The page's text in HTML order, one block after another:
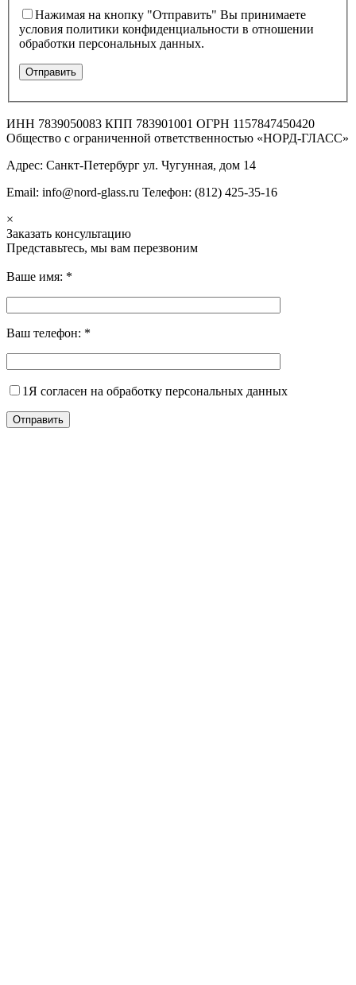
Нажимая на кнопку "Отправить" Вы принимаете
условия политики конфиденциальности в отношении
обработки персональных данных.
ИНН 7839050083 КПП 783901001 ОГРН 1157847450420
Общество с ограниченной ответственностью «НОРД-ГЛАСС»
Адрес: Санкт-Петербург ул. Чугунная, дом 14
Email: info@nord-glass.ru Телефон: (812) 425-35-16
×
Заказать консультацию
Представьтесь, мы вам перезвоним
Ваше имя: *
Ваш телефон: *
1 Я согласен на обработку персональных данных